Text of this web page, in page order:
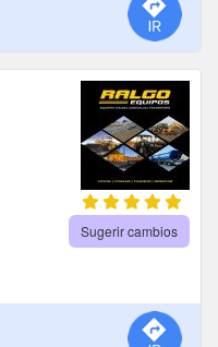
Sugerir cambios